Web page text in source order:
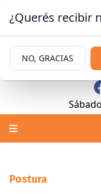
Postura
¿Querés recibir
NO, GRACIAS